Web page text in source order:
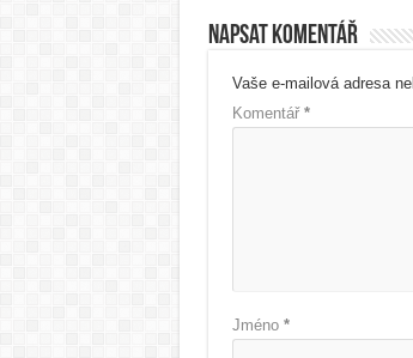
Napsat komentář
Vaše e-mailová adresa
Komentář *
Jméno *